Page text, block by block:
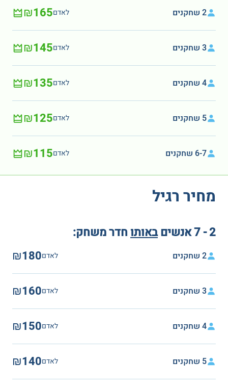
2 שחקנים לאדם₪165
3 שחקנים לאדם₪145
4 שחקנים לאדם₪135
5 שחקנים לאדם₪125
6-7 שחקנים לאדם₪115
מחיר רגיל
2 - 7 אנשים באותו חדר משחק:
2 שחקנים לאדם₪180
3 שחקנים לאדם₪160
4 שחקנים לאדם₪150
5 שחקנים לאדם₪140